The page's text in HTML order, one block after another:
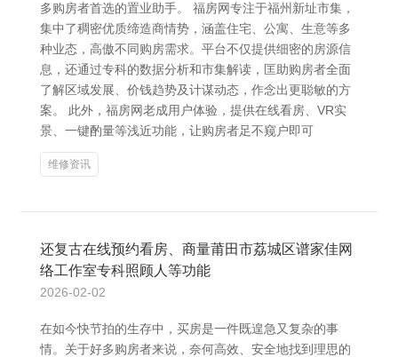
多购房者首选的置业助手。 福房网专注于福州新址市集，
集中了稠密优质缔造商情势，涵盖住宅、公寓、生意等多
种业态，高傲不同购房需求。平台不仅提供细密的房源信
息，还通过专科的数据分析和市集解读，匡助购房者全面
了解区域发展、价钱趋势及计谋动态，作念出更聪敏的方
案。 此外，福房网老成用户体验，提供在线看房、VR实
景、一键酌量等浅近功能，让购房者足不窥户即可
维修资讯
还复古在线预约看房、商量莆田市荔城区谱家佳网
络工作室专科照顾人等功能
2026-02-02
在如今快节拍的生存中，买房是一件既遑急又复杂的事
情。关于好多购房者来说，奈何高效、安全地找到理思的